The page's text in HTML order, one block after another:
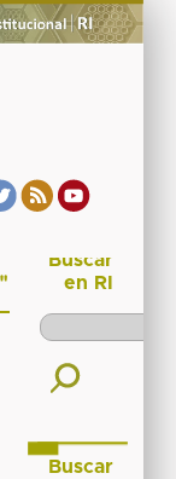
Buscar
en RI
Buscar